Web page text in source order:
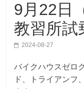
9月22日
教習所
2024-08-27
バイクハウスゼロ
ド、トライアンフ